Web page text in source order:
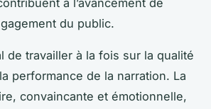
à l’avancement de
du public.
de travailler à la fois sur la qualité
performance de la narration. La
convaincante et émotionnelle,